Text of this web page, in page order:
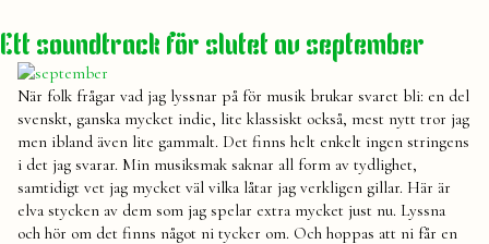
spellista
Spotify,
wrapped
Ett soundtrack för slutet av september
När folk frågar vad jag lyssnar på för musik brukar svaret bli: en del
svenskt, ganska mycket indie, lite klassiskt också, mest nytt tror jag
men ibland även lite gammalt. Det finns helt enkelt ingen stringens
i det jag svarar. Min musiksmak saknar all form av tydlighet,
samtidigt vet jag mycket väl vilka låtar jag verkligen gillar. Här är
elva stycken av dem som jag spelar extra mycket just nu. Lyssna
och hör om det finns något ni tycker om. Och hoppas att ni får en